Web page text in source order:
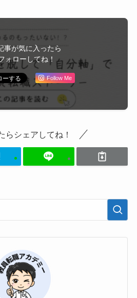
事が気に入ったら
ォローしてね！
Follow Me
らシェアしてね！